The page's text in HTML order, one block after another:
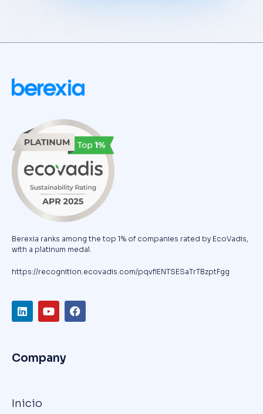
Berexia ranks among the top 1% of companies rated by EcoVadis,
with a platinum medal.
https://recognition.ecovadis.com/pqvfIENTSESaTrTBzptFgg
Company
Inicio